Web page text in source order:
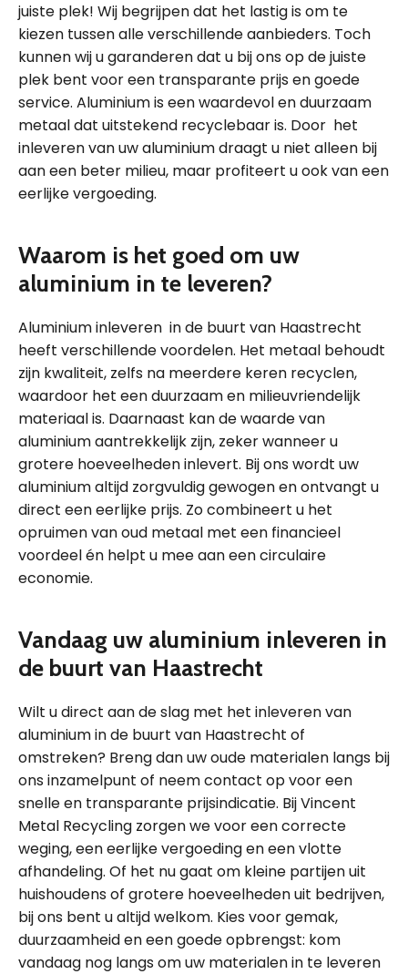
juiste plek! Wij begrijpen dat het lastig is om te
kiezen tussen alle verschillende aanbieders. Toch
kunnen wij u garanderen dat u bij ons op de juiste
plek bent voor een transparante prijs en goede
service. Aluminium is een waardevol en duurzaam
metaal dat uitstekend recyclebaar is. Door het
inleveren van uw aluminium draagt u niet alleen bij
aan een beter milieu, maar profiteert u ook van een
eerlijke vergoeding.
Waarom is het goed om uw
aluminium in te leveren?
Aluminium inleveren in de buurt van Haastrecht
heeft verschillende voordelen. Het metaal behoudt
zijn kwaliteit, zelfs na meerdere keren recyclen,
waardoor het een duurzaam en milieuvriendelijk
materiaal is. Daarnaast kan de waarde van
aluminium aantrekkelijk zijn, zeker wanneer u
grotere hoeveelheden inlevert. Bij ons wordt uw
aluminium altijd zorgvuldig gewogen en ontvangt u
direct een eerlijke prijs. Zo combineert u het
opruimen van oud metaal met een financieel
voordeel én helpt u mee aan een circulaire
economie.
Vandaag uw aluminium inleveren in
de buurt van Haastrecht
Wilt u direct aan de slag met het inleveren van
aluminium in de buurt van Haastrecht of
omstreken? Breng dan uw oude materialen langs bij
ons inzamelpunt of neem contact op voor een
snelle en transparante prijsindicatie. Bij Vincent
Metal Recycling zorgen we voor een correcte
weging, een eerlijke vergoeding en een vlotte
afhandeling. Of het nu gaat om kleine partijen uit
huishoudens of grotere hoeveelheden uit bedrijven,
bij ons bent u altijd welkom. Kies voor gemak,
duurzaamheid en een goede opbrengst: kom
vandaag nog langs om uw materialen in te leveren